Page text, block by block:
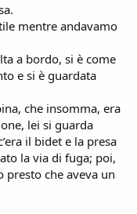
mentre andavamo
a bordo, si è come
e si è guardata
che insomma, era
lei si guarda
il bidet e la presa
la via di fuga; poi,
che aveva un